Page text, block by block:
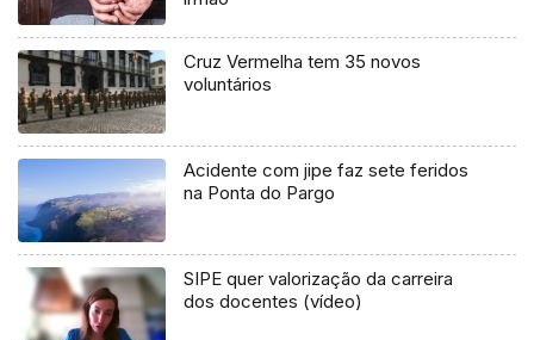
Cruz Vermelha tem 35 novos
voluntários
Acidente com jipe faz sete feridos
na Ponta do Pargo
SIPE quer valorização da carreira
dos docentes (vídeo)